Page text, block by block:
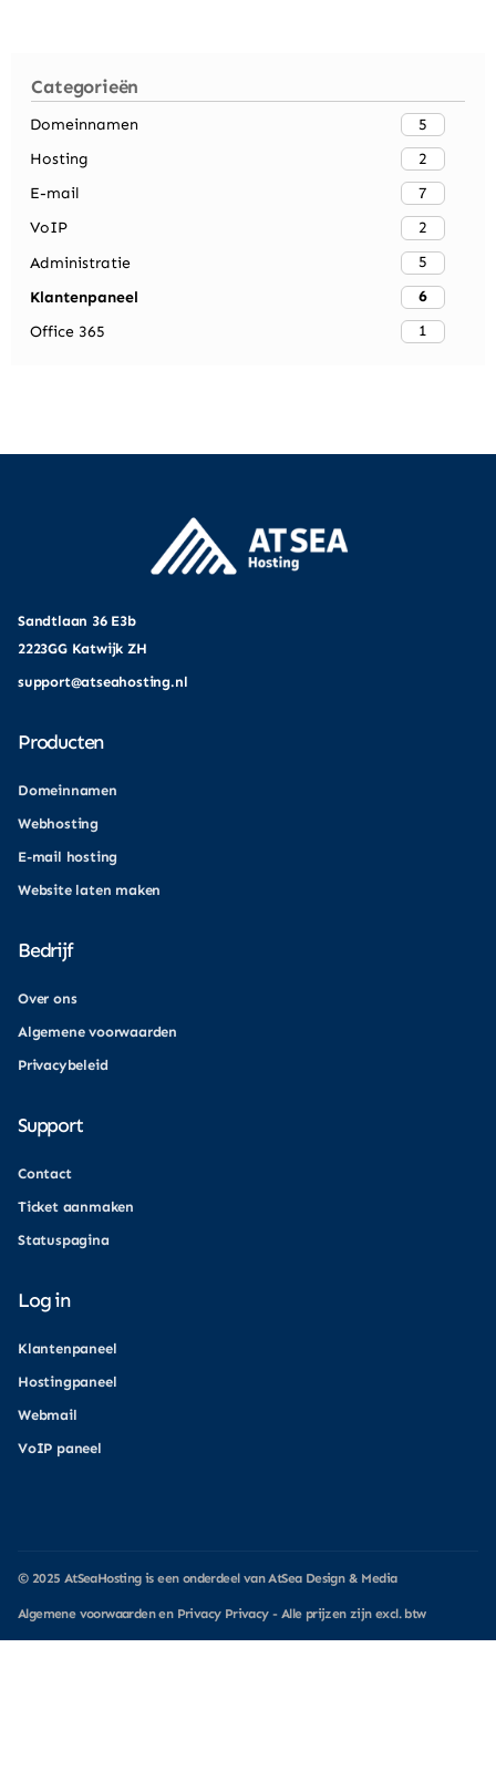
Categorieën
Domeinnamen
5
Hosting
2
E-mail
7
VoIP
2
Administratie
5
Klantenpaneel
6
Office 365
1
Sandtlaan 36 E3b
2223GG Katwijk ZH
support@atseahosting.nl
Producten
Domeinnamen
Webhosting
E-mail hosting
Website laten maken
Bedrijf
Over ons
Algemene voorwaarden
Privacybeleid
Support
Contact
Ticket aanmaken
Statuspagina
Log in
Klantenpaneel
Hostingpaneel
Webmail
VoIP paneel
© 2025 AtSeaHostingis een onderdeel vanAtSea Design & Media
Algemene voorwaardenen Privacy Privacy- Alle prijzen zijn excl. btw